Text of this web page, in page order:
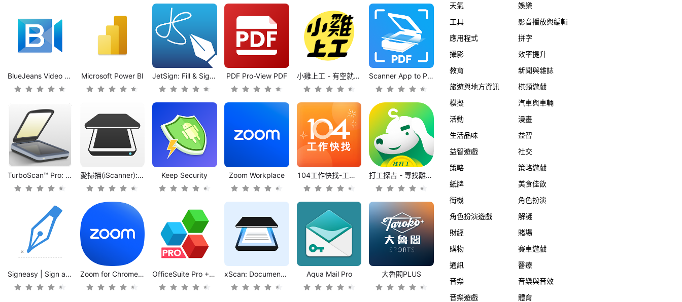
BlueJeans Video Conferencing Microsoft Power BI JetSign: Fill & Sign PDF Forms PDF Pro-View PDF 小雞上工 - 有空就上小雞賺外快 Scanner App to PDF -TapScanner
TurboScan™ Pro: PDF scanner 愛掃描(iScanner): PDF掃描儀&光學字符識別 Keep Security Zoom Workplace 104工作快找-工作機會多，找工作、找打工兼職的優質求職平台 打工探吉 - 專找離你最近的打工
Signeasy | Sign and Fill Docs Zoom for Chrome - PWA OfficeSuite Pro + PDF xScan: Document Scanner Aqua Mail Pro 大魯閣PLUS
天氣
娛樂
工具
影音播放與編輯
應用程式
拼字
攝影
效率提升
教育
新聞與雜誌
旅遊與地方資訊
棋類遊戲
模擬
汽車與車輛
活動
漫畫
生活品味
益智
益智遊戲
社交
策略
策略遊戲
紙牌
美食佳飲
街機
角色扮演
角色扮演遊戲
解謎
財經
賭場
購物
賽車遊戲
通訊
醫療
音樂
音樂與音效
音樂遊戲
體育